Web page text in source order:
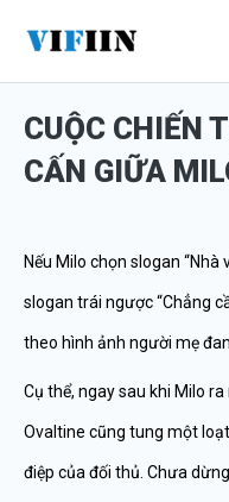
nội
dungCUỘC CHIẾN
CẤN GIỮA
Nếu Milo chọn slogan
slogan trái ngược “Chẳng
theo hình ảnh người mẹ
Cụ thể, ngay sau khi Milo
Ovaltine cũng tung một
điệp của đối thủ. Chưa